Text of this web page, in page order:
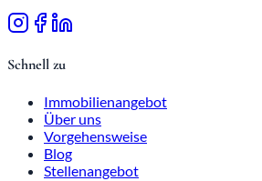
Schnell zu
Immobilienangebot
Über uns
Vorgehensweise
Blog
Stellenangebot